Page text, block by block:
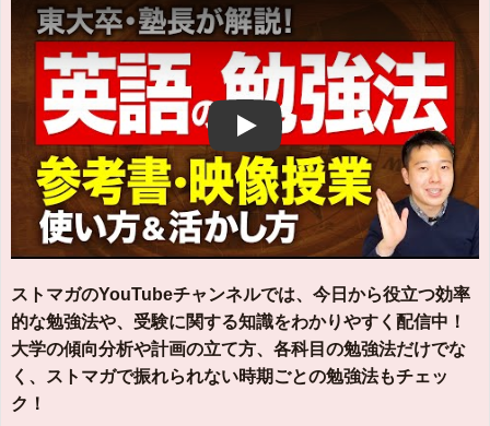
Play
ストマガのYouTubeチャンネルでは、今日から役立つ効率
的な勉強法や、受験に関する知識をわかりやすく配信中！
大学の傾向分析や計画の立て方、各科目の勉強法だけでな
く、ストマガで振れられない時期ごとの勉強法もチェッ
ク！